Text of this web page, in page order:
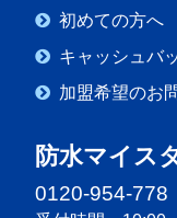
初めての方へ
キャッシュバ
加盟希望のお
防水マイス
0120-954-778